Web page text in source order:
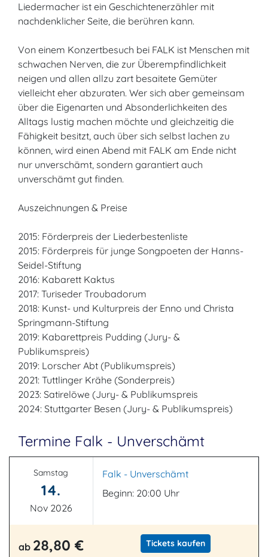
Liedermacher ist ein Geschichtenerzähler mit
nachdenklicher Seite, die berühren kann.
Von einem Konzertbesuch bei FALK ist Menschen mit
schwachen Nerven, die zur Überempfindlichkeit
neigen und allen allzu zart besaitete Gemüter
vielleicht eher abzuraten. Wer sich aber gemeinsam
über die Eigenarten und Absonderlichkeiten des
Alltags lustig machen möchte und gleichzeitig die
Fähigkeit besitzt, auch über sich selbst lachen zu
können, wird einen Abend mit FALK am Ende nicht
nur unverschämt, sondern garantiert auch
unverschämt gut finden.
Auszeichnungen & Preise
2015: Förderpreis der Liederbestenliste
2015: Förderpreis für junge Songpoeten der Hanns-
Seidel-Stiftung
2016: Kabarett Kaktus
2017: Turiseder Troubadorum
2018: Kunst- und Kulturpreis der Enno und Christa
Springmann-Stiftung
2019: Kabarettpreis Pudding (Jury- &
Publikumspreis)
2019: Lorscher Abt (Publikumspreis)
2021: Tuttlinger Krähe (Sonderpreis)
2023: Satirelöwe (Jury- & Publikumspreis
2024: Stuttgarter Besen (Jury- & Publikumspreis)
Termine Falk - Unverschämt
Samstag
14.
Nov 2026
Falk - Unverschämt
Beginn: 20:00 Uhr
ab 28,80 € Tickets kaufen